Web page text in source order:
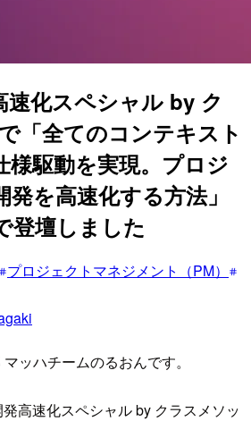
速化スペシャル by ク
「全てのコンテキスト
様駆動を実現。プロジ
を高速化する方法」
登壇しました
プロジェクトマネジメント（PM）
ッハチームのるおんです。
高速化スペシャル by クラスメソッ